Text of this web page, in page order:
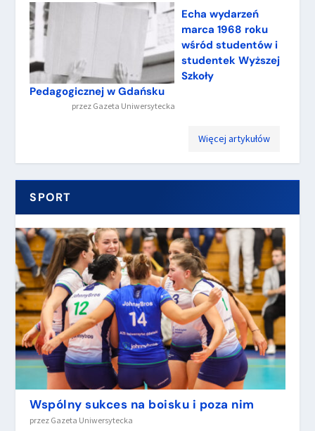
Echa wydarzeń
marca 1968 roku
wśród studentów i
studentek Wyższej
Szkoły
Pedagogicznej w Gdańsku
przez Gazeta Uniwersytecka
Więcej artykułów
SPORT
Wspólny sukces na boisku i poza nim
przez Gazeta Uniwersytecka